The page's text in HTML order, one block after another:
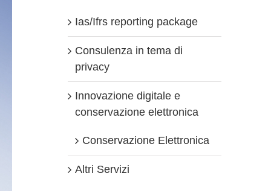
Ias/Ifrs reporting package
Consulenza in tema di
privacy
Innovazione digitale e
conservazione elettronica
Conservazione Elettronica
Altri Servizi